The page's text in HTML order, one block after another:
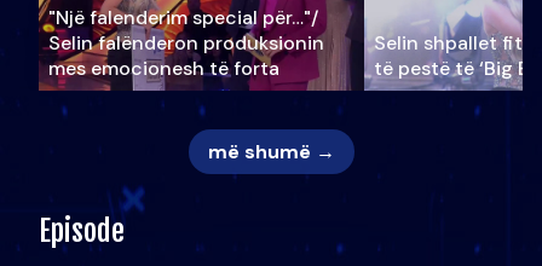
"Një falenderim special për…"/
Selin falënderon produksionin
mes emocionesh të forta
Selin shpallet
të pestë të ‘Big
më shumë →
Episode